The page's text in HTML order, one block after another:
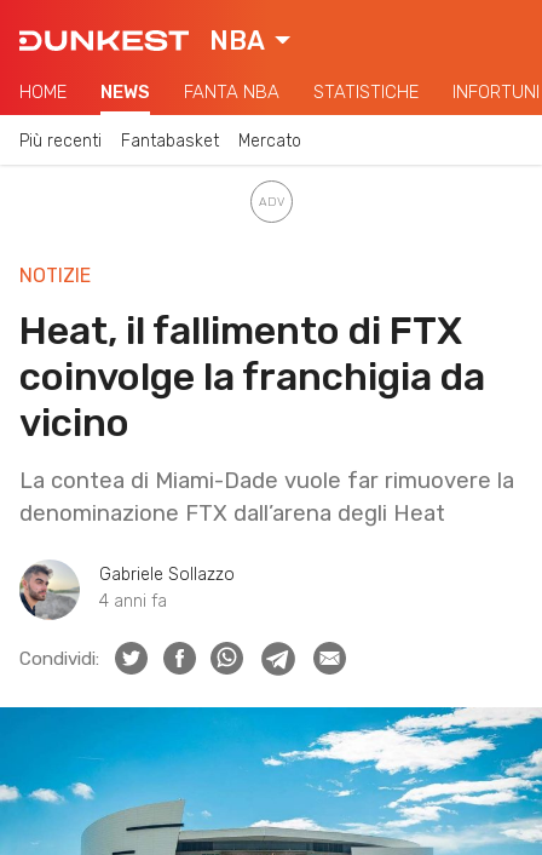
NBA
HOME NEWS FANTA NBA STATISTICHE INFORTUNI
Più recenti Fantabasket Mercato
NOTIZIE
Heat, il fallimento di FTX
coinvolge la franchigia da
vicino
La contea di Miami-Dade vuole far rimuovere la
denominazione FTX dall’arena degli Heat
Gabriele Sollazzo
4 anni fa
Condividi: